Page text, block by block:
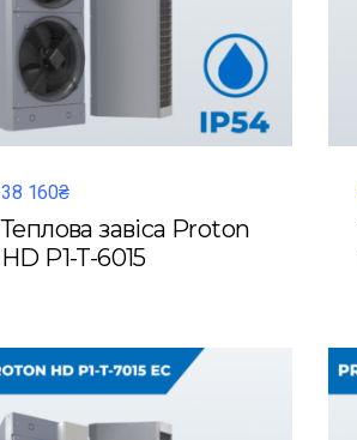
38 160₴
Теплова завіса Proton
HD P1-T-6015